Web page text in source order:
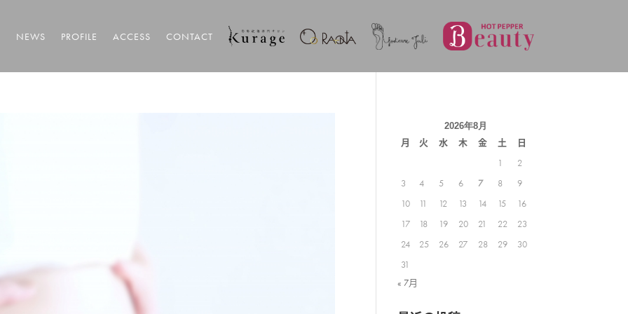
NEWS PROFILE ACCESS CONTACT
2026年8月
月 火 水 木 金 土
日
1
2
3
4 5 6 7 8
9
10
11 12 13 14 15
16
17
18 19 20 21 22
23
24
25 26 27 28 29
30
31
« 7月